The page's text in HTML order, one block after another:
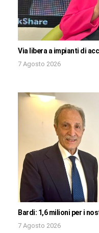
Via libera a impianti di
7 Agosto 2026
Bardi: 1,6 milioni per i
7 Agosto 2026